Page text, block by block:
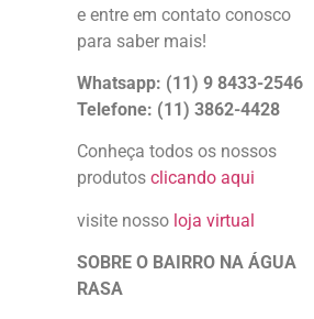
e entre em contato conosco
para saber mais!
Whatsapp: (11) 9 8433-2546
Telefone: (11) 3862-4428
Conheça todos os nossos
produtos clicando aqui
visite nosso loja virtual
SOBRE O BAIRRO NA ÁGUA
RASA